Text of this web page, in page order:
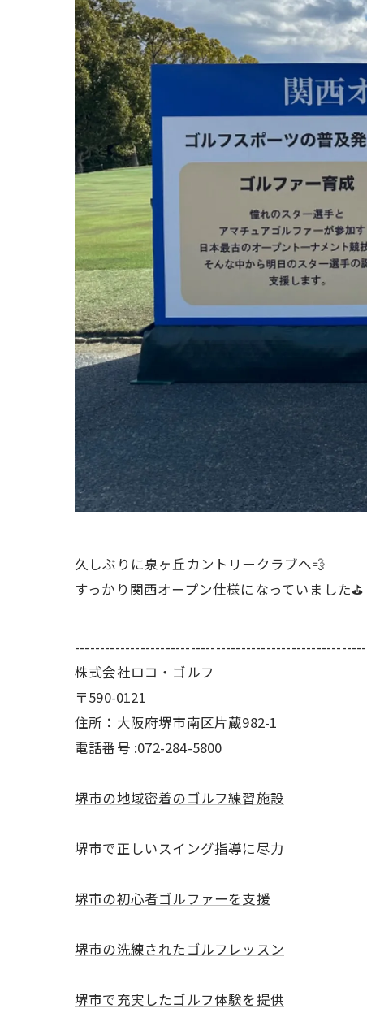
久しぶりに泉ヶ丘カントリークラブへ💨
すっかり関西オープン仕様になっていました⛳️
株式会社ロコ・ゴルフ
〒590-0121
住所：大阪府堺市南区片蔵982-1
電話番号 :072-284-5800
堺市の地域密着のゴルフ練習施設
堺市で正しいスイング指導に尽力
堺市の初心者ゴルファーを支援
堺市の洗練されたゴルフレッスン
堺市で充実したゴルフ体験を提供